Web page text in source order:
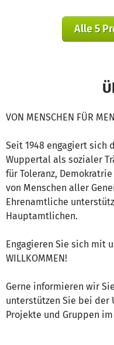
Alle 5
VON MENSCHEN FÜR
Seit 1948 engagiert sich
Wuppertal als sozialer
für Toleranz,
von Menschen aller
Ehrenamtliche
Hauptamtlichen.
Engagieren Sie sich mit
WILLKOMMEN!
Gerne informieren wir
unterstützen Sie bei der
Projekte und Gruppen